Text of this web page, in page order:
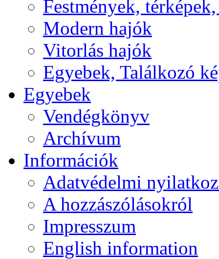
Festmények,
Modern hajók
Vitorlás hajók
Egyebek, Találkozó
Egyebek
Vendégkönyv
Archívum
Információk
Adatvédelmi
A hozzászólásokról
Impresszum
English information